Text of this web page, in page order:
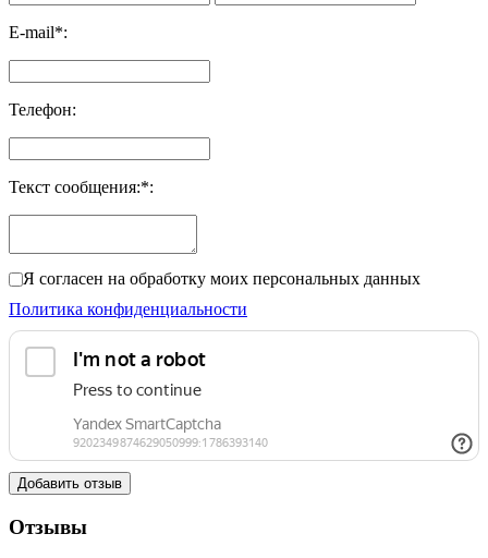
E-mail*:
Телефон:
Текст сообщения:*:
Я согласен на обработку моих персональных данных
Политика конфиденциальности
Добавить отзыв
Отзывы